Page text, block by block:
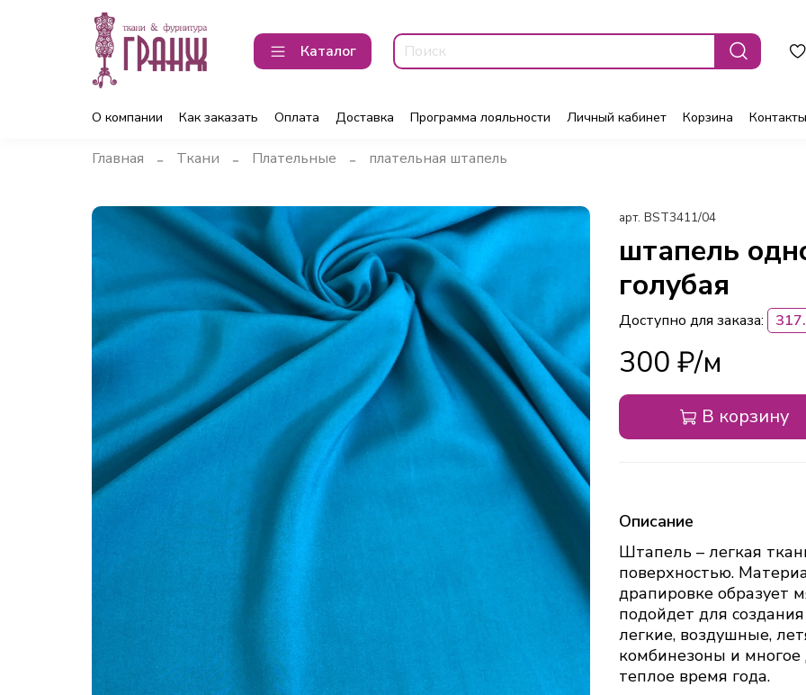
Каталог
О компании Как заказать Оплата Доставка Программа лояльности Личный кабинет Корзина Контакты
Главная Ткани Плательные плательная штапель
арт. BST3411/04
штапель
голубая
Доступно для заказа:
300 ₽
В корзину
Описание
Штапель – легкая
поверхностью.
драпировке образует
подойдет для
легкие, воздушные,
комбинезоны и
теплое время года.